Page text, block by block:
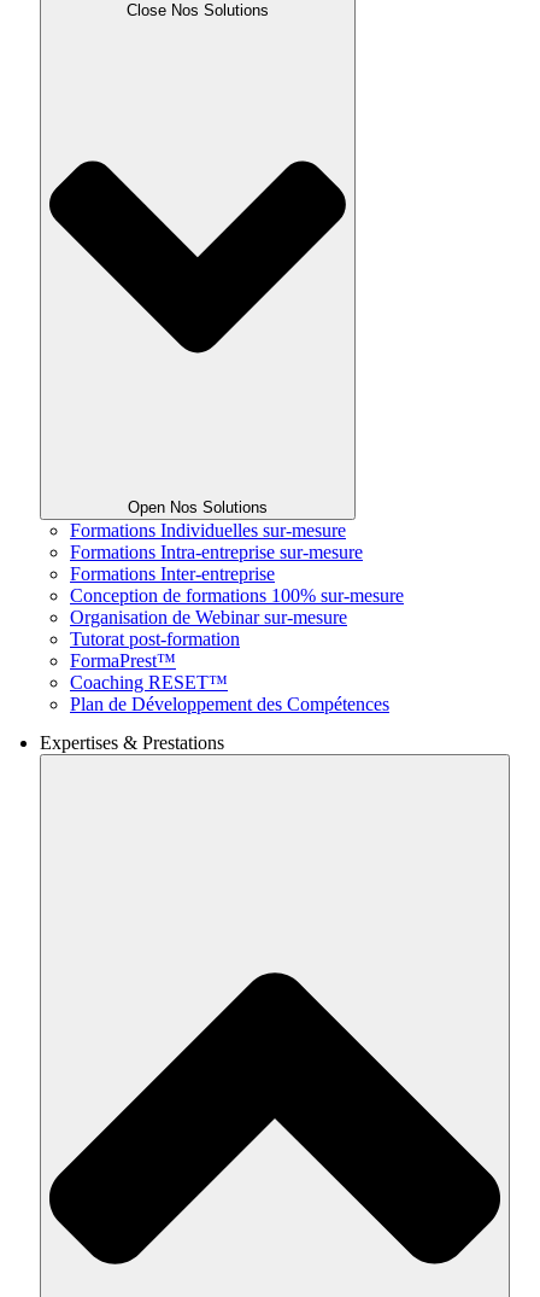
Close Nos Solutions
Open Nos Solutions
Formations Individuelles sur-mesure
Formations Intra-entreprise sur-mesure
Formations Inter-entreprise
Conception de formations 100% sur-mesure
Organisation de Webinar sur-mesure
Tutorat post-formation
FormaPrest™
Coaching RESET™
Plan de Développement des Compétences
Expertises & Prestations